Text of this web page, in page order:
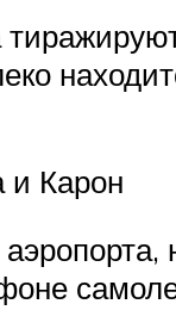
и Карон